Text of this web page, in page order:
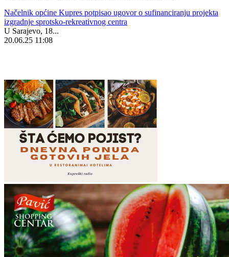
Načelnik općine Kupres potpisao ugovor o sufinanciranju projekta
izgradnje sprotsko-rekreativnog centra
U Sarajevo, 18...
20.06.25 11:08